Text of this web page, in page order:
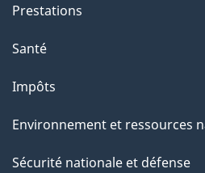
"
Prestations
Santé
Impôts
Environnement et ressources
Sécurité nationale et défense